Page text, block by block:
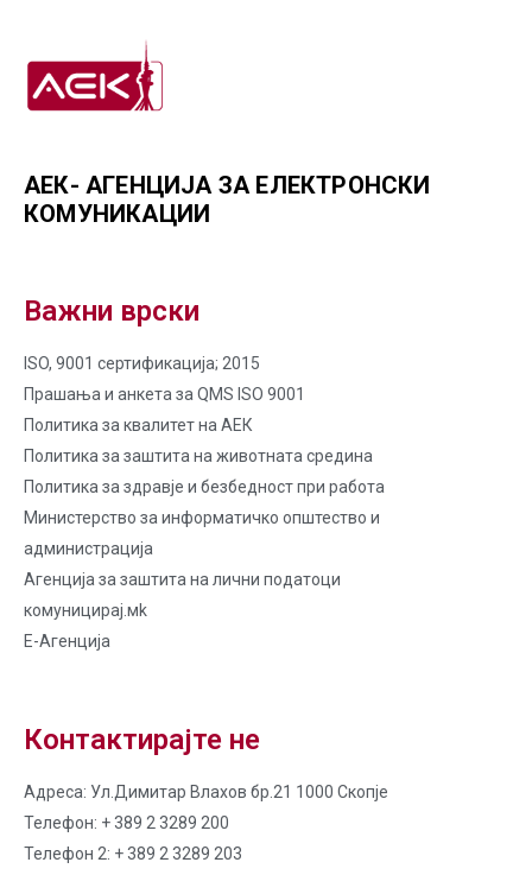
АЕК- АГЕНЦИЈА ЗА ЕЛЕКТРОНСКИ
КОМУНИКАЦИИ
Важни врски
ISO, 9001 сертификација; 2015
Прашања и анкета за QMS ISO 9001
Политика за квалитет на AЕК
Политика за заштита на животната средина
Политика за здравје и безбедност при работа
Министерство за информатичко општество и
администрација
Агенција за заштита на лични податоци
комуницирај.мk
Е-Агенција
Контактирајте не
Адреса: Ул.Димитар Влахов бр.21 1000 Скопје
Телефон: + 389 2 3289 200
Телефон 2: + 389 2 3289 203